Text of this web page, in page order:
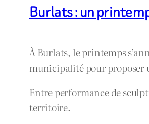
Burlats : un
À Burlats, le printemps
municipalité pour proposer
Entre performance de
territoire.